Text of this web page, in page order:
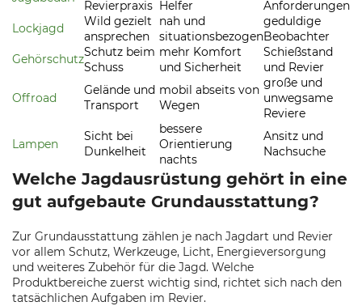
Revierpraxis Helfer
Anforderungen
Lockjagd
Wild gezielt
ansprechen
nah und
situationsbezogen
geduldige
Beobachter
GehörschutzSchutz beim
Schuss
mehr Komfort
und Sicherheit
Schießstand
und Revier
Offroad
Gelände und
Transport
mobil abseits von
Wegen
große und
unwegsame
Reviere
Lampen
Sicht bei
Dunkelheit
bessere
Orientierung
nachts
Ansitz und
Nachsuche
Welche Jagdausrüstung gehört in eine
gut aufgebaute Grundausstattung?
Zur Grundausstattung zählen je nach Jagdart und Revier
vor allem Schutz, Werkzeuge, Licht, Energieversorgung
und weiteres Zubehör für die Jagd. Welche
Produktbereiche zuerst wichtig sind, richtet sich nach den
tatsächlichen Aufgaben im Revier.